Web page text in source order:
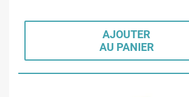
AJOUTER
AU PANIER